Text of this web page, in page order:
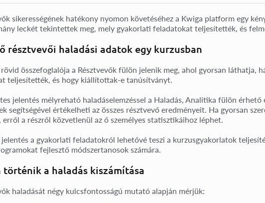
sikerességének hatékony nyomon követéséhez a Kwiga platform egy
leckét tekintettek meg, mely gyakorlati feladatokat teljesítették, és
résztvevői haladási adatok egy kurzusban
összefoglalója a Résztvevők fülön jelenik meg, ahol gyorsan láthatja,
teljesítették, és hogy kiállítottak-e tanúsítványt.
jelentés mélyreható haladáselemzéssel a Haladás, Analitika fülön érhető
segítségével értékelheti az összes résztvevő eredményeit. Ha gyorsan
erről a részről közvetlenül az ő személyes statisztikáihoz léphet.
a gyakorlati feladatokról lehetővé teszi a kurzusgyakorlatok
fejlesztő módszertanosok számára.
történik a haladás kiszámítása
haladását négy kulcsfontosságú mutató alapján mérjük: